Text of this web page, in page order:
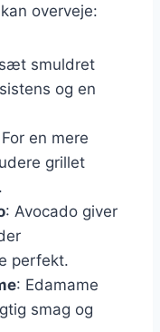
overveje:
smuldret
og en
en mere
grillet
: Avocado giver
perfekt.
: Edamame
smag og